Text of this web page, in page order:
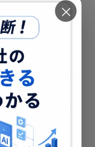
す。お気軽にお問い
×